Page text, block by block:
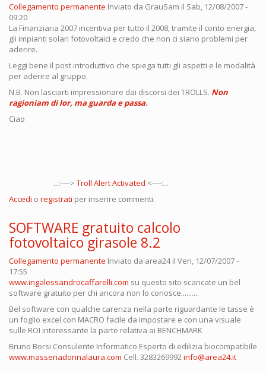
Collegamento permanente Inviato da GrauSam il Sab, 12/08/2007 -
09:20
La Finanziaria 2007 incentiva per tutto il 2008, tramite il conto energia,
gli impianti solari fotovoltaici e credo che non ci siano problemi per
aderire.
Leggi bene il post introduttivo che spiega tutti gli aspetti e le modalità
per aderire al gruppo.
N.B. Non lasciarti impressionare dai discorsi dei TROLLS. Non
ragioniam di lor, ma guarda e passa.
Ciao
...:----> Troll Alert Activated <----:...
Accedi o registrati per inserire commenti.
SOFTWARE gratuito calcolo
fotovoltaico girasole 8.2
Collegamento permanente Inviato da area24il Ven, 12/07/2007 -
17:55
www.ingalessandrocaffarelli.com su questo sito scaricate un bel
software gratuito per chi ancora non lo conosce..........
Bel software con qualche carenza nella parte riguardante le tasse è
un foglio excel con MACRO facile da impostare e con una visuale
sulle ROI interessante la parte relativa ai BENCHMARK
Bruno Borsi Consulente Informatico Esperto di edilizia biocompatibile
www.masseriadonnalaura.com Cell. 3283269992 info@area24.it